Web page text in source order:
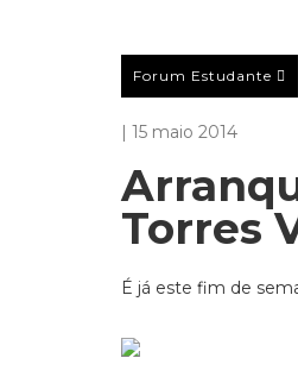
Forum Estudante
| 15 maio 2014
Torres
É já este fim de